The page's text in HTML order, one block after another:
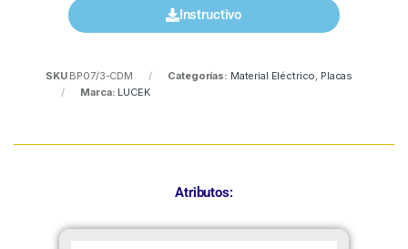
Instructivo
SKU BP07/3-CDM Categorías: Material Eléctrico, Placas
Marca: LUCEK
Atributos: